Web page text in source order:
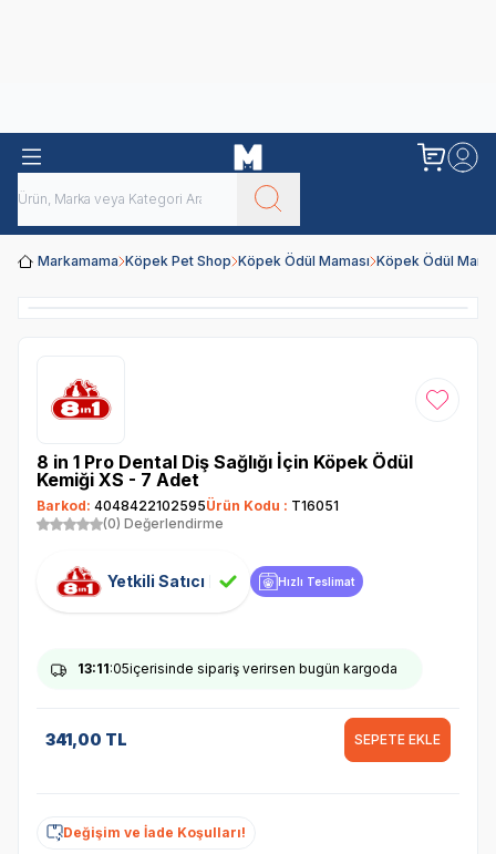
Markamama Köpek Pet Shop Köpek Ödül Maması Köpek Ödül
Favoriye
8 in 1 Pro Dental Diş Sağlığı İçin Köpek Ödül
Kemiği XS - 7 Adet
Barkod: 4048422102595Ürün Kodu : T16051
(0) Değerlendirme
Yetkili Satıcı Hızlı Teslimat
13:11:05içerisinde sipariş verirsen bugün kargoda
341,00 TL SEPETE EKLE
Değişim ve İade Koşulları!